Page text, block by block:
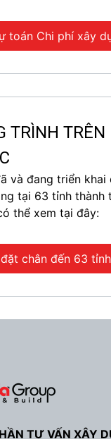
toán Chi phí xây
TRÌNH TRÊN
và đang triển khai
tại 63 tỉnh thành
thể xem tại đây:
chân đến 63
TƯ VẤN XÂY